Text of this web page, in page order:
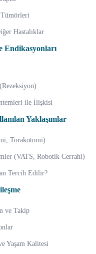
Tümörleri
Hastalıklar
Endikasyonları
ile İlişkisi
Yaklaşımlar
Torakotomi)
(VATS, Robotik Cerrahi)
Tercih Edilir?
ve Takip
Yaşam Kalitesi